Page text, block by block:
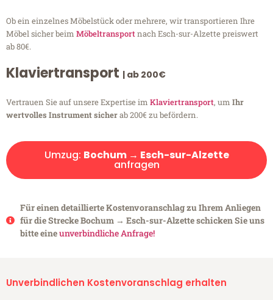
Ob ein einzelnes Möbelstück oder mehrere, wir transportieren Ihre
Möbel sicher beim Möbeltransportnach Esch-sur-Alzette preiswert
ab 80€.
Klaviertransport | ab 200€
Vertrauen Sie auf unsere Expertise im Klaviertransport, um Ihr
wertvolles Instrument sicherab 200€ zu befördern.
Umzug: Bochum → Esch-sur-Alzette
anfragen
Für einen detaillierte Kostenvoranschlag zu Ihrem Anliegen
für die Strecke Bochum → Esch-sur-Alzette schicken Sie uns
bitte eineunverbindliche Anfrage!
Unverbindlichen Kostenvoranschlag erhalten